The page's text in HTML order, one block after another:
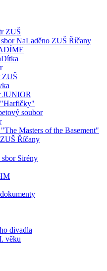
ZUŠ
NaLaděno ZUŠ Říčany
ZUŠ
JUNIOR
soubor
Masters of the Basement"
Říčany
Sirény
divadla
věku